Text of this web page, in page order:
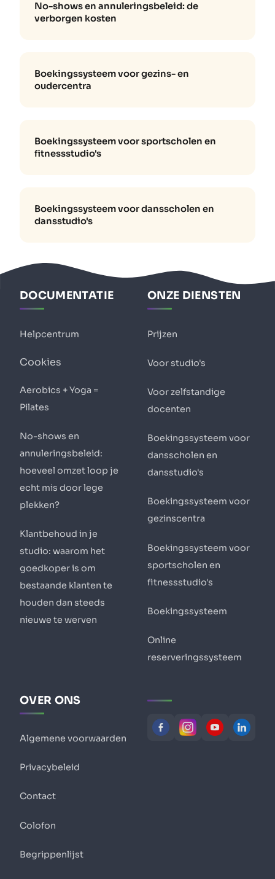
No-shows en annuleringsbeleid: de
verborgen kosten
Boekingssysteem voor gezins- en
oudercentra
Boekingssysteem voor sportscholen en
fitnessstudio's
Boekingssysteem voor dansscholen en
dansstudio's
DOCUMENTATIE
Helpcentrum
Cookies
Aerobics + Yoga =
Pilates
No-shows en
annuleringsbeleid:
hoeveel omzet loop je
echt mis door lege
plekken?
Klantbehoud in je
studio: waarom het
goedkoper is om
bestaande klanten te
houden dan steeds
nieuwe te werven
ONZE DIENSTEN
Prijzen
Voor studio's
Voor zelfstandige
docenten
Boekingssysteem voor
dansscholen en
dansstudio's
Boekingssysteem voor
gezinscentra
Boekingssysteem voor
sportscholen en
fitnessstudio's
Boekingssysteem
Online
reserveringssysteem
OVER ONS
Algemene voorwaarden
Privacybeleid
Contact
Colofon
Begrippenlijst